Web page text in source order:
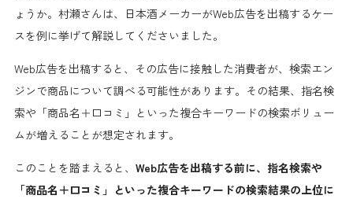
ょうか。村瀬さんは、日本酒メーカーがWeb広告を出稿するケー
スを例に挙げて解説してくださいました。
Web広告を出稿すると、その広告に接触した消費者が、検索エン
ジンで商品について調べる可能性があります。その結果、指名検
索や「商品名＋口コミ」といった複合キーワードの検索ボリュー
ムが増えることが想定されます。
このことを踏まえると、 Web広告を出稿する前に、指名検索や
「商品名＋口コミ」といった複合キーワードの検索結果の上位に